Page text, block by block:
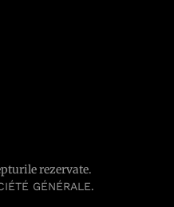
rezervate.
GÉNÉRALE.